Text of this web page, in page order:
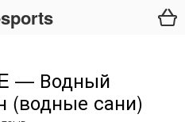
— Водный
(водные сани)